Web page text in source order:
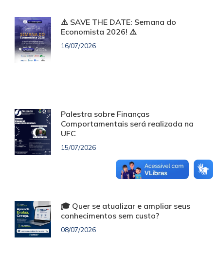
⚠️ SAVE THE DATE: Semana do
Economista 2026! ⚠️
16/07/2026
Palestra sobre Finanças
Comportamentais será realizada na
UFC
15/07/2026
🎓 Quer se atualizar e ampliar seus
conhecimentos sem custo?
08/07/2026